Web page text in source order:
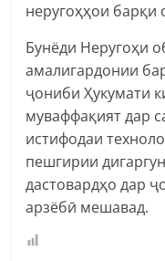
неругоҳҳои
Бунёди Неругоҳи
амалигардонии
ҷониби Ҳукумати
муваффақият дар
истифодаи
пешгирии
дастовардҳо дар
арзёбӣ мешавад.